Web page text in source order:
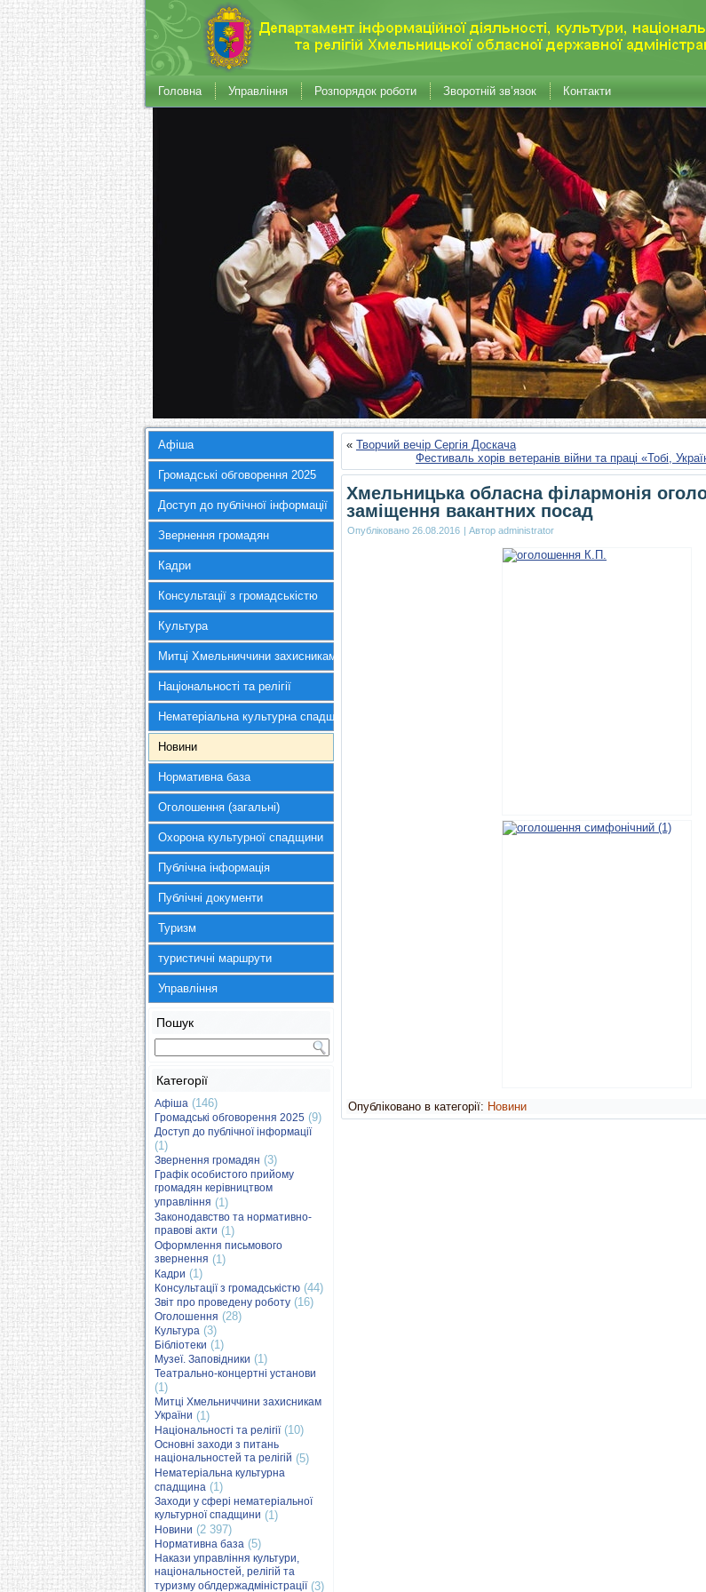
Головна Управління Розпорядок роботи Зворотній зв’язок Контакти
Афіша
Громадські обговорення 2025
Доступ до публічної інформації
Звернення громадян
Кадри
Консультації з громадськістю
Культура
Митці Хмельниччини захисникам України
Національності та релігії
Нематеріальна культурна спадщина
Новини
Нормативна база
Оголошення (загальні)
Охорона культурної спадщини
Публічна інформація
Публічні документи
Туризм
туристичні маршрути
Управління
Пошук
Категорії
Афіша (146)
Громадські обговорення 2025 (9)
Доступ до публічної інформації
(1)
Звернення громадян (3)
Графік особистого прийому
громадян керівництвом
управління (1)
Законодавство та нормативно-
правові акти (1)
Оформлення письмового
звернення (1)
Кадри (1)
Консультації з громадськістю (44)
Звіт про проведену роботу (16)
Оголошення (28)
Культура (3)
Бібліотеки (1)
Музеї. Заповідники (1)
Театрально-концертні установи
(1)
Митці Хмельниччини захисникам
України (1)
Національності та релігії(10)
Основні заходи з питань
національностей та релігій (5)
Нематеріальна культурна
спадщина (1)
Заходи у сфері нематеріальної
культурної спадщини (1)
Новини (2 397)
Нормативна база (5)
Накази управління культури,
національностей, релігій та
туризму облдержадміністрації(3)
« Творчий вечір Сергія Доскача
Фестиваль хорів ветеранів війни та праці «Тобі,
Хмельницька обласна філармонія
заміщення вакантних посад
Опубліковано 26.08.2016 | Автор administrator
Опубліковано в категорії: Новини